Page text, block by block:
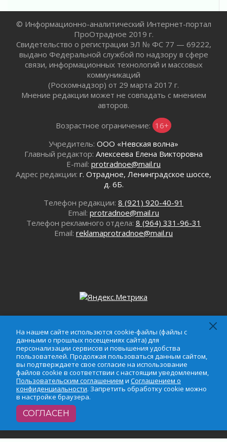
02 августа 2026
Пропавшего подростка нашли в Кировском
районе Ленобласти
02 августа 2026
Жителям Ленобласти напомнили, как
действовать при укусе клеща
02 августа 2026
В Ивангороде назвали новых почетных
граждан Ленинградской области
Готовность №1
02 августа 2026
Километровые столбы «Дороги жизни»
отправили на реставрацию
02 августа 2026
Ленобласть внедрила передовую подготовку
операторов БПЛА
В Ивангороде появилась «Избушка-
воробушка»
летию Билибина
01 августа 2026
Лето без гаджетов
01 августа 2026
Болезнь девственниц и вампиров
01 августа 2026
Безмолвный крик о помощи
01 августа 2026
В музей всей семьёй
© Информационно-аналитический Интернет-портал
ПроОтрадное 2019 г.
Свидетельство о регистрации ЭЛ № ФС 77 — 69222,
выдано Федеральной службой по надзору в сфере
связи, информационных технологий и массовых
коммуникаций
(Роскомнадзор) от 29 марта 2017 г.
Мнение редакции может не совпадать с мнением
авторов.
Возрастное ограничение: 16+
Учредитель: ООО «Невская волна»
Главный редактор: Алексеева Елена Викторовна
E-mail: protradnoe@mail.ru
Адрес редакции: г. Отрадное, Ленинградское шоссе,
д. 6Б.
Телефон редакции: 8 (921) 920-40-91
Email: protradnoe@mail.ru
Телефон рекламного отдела: 8 (964) 331-96-31
Email: reklamaprotradnoe@mail.ru
На нашем сайте использются cookie-файлы (файлы с
данными о прошлых посещениях сайта) для
персонализации сервисов и повышения удобства
пользователей. Продолжая пользоваться данным
сайтом, вы подтверждаете свое согласие на
использование файлов cookie в соответствии с
настоящим уведомлением,Пользовательским
соглашением
конфиденциальности
можно в настройке браузера.
На нашем сайте использются cookie-файлы (файлы с
данными о прошлых посещениях сайта) для
персонализации сервисов и повышения удобства
пользователей. Продолжая пользоваться данным сайтом,
вы подтверждаете свое согласие на использование
файлов cookie в соответствии с настоящим уведомлением,
Пользовательским соглашением и Соглашением о
конфиденциальности. Запретить обработку cookie можно
в настройке браузера.
СОГЛАСЕН